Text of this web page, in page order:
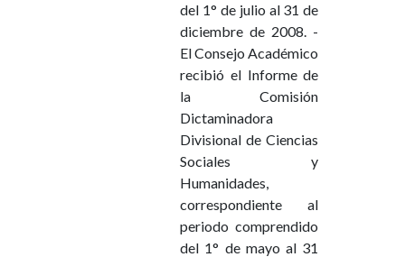
del 1° de julio al 31 de
diciembre de 2008. -
El Consejo Académico
recibió el Informe de
la Comisión
Dictaminadora
Divisional de Ciencias
Sociales y
Humanidades,
correspondiente al
periodo comprendido
del 1° de mayo al 31